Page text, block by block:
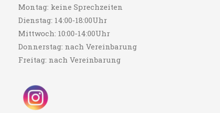
Montag: keine Sprechzeiten
Dienstag: 14:00-18:00Uhr
Mittwoch: 10:00-14:00Uhr
Donnerstag: nach Vereinbarung
Freitag: nach Vereinbarung